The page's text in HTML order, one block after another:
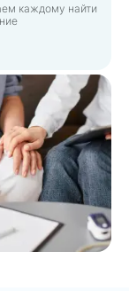
каждому найти